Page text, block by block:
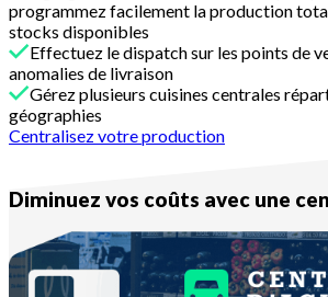
programmez facilement la production
stocks disponibles
Effectuez le dispatch sur les points de
anomalies de livraison
Gérez plusieurs cuisines centrales
géographies
Centralisez votre production
Diminuez vos coûts avec une